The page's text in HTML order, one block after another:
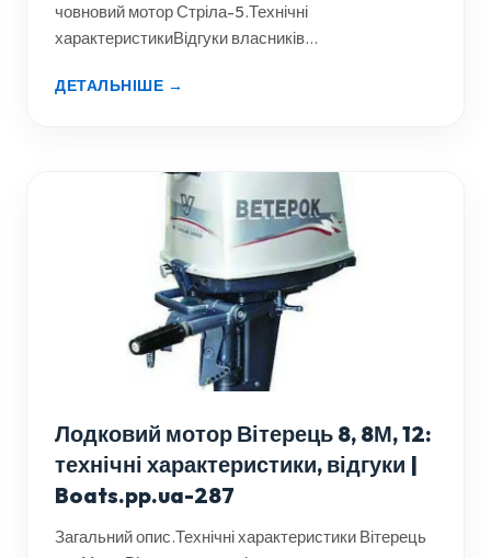
човновий мотор Стріла-5.Технічні
характеристикиВідгуки власників...
ДЕТАЛЬНІШЕ →
Лодковий мотор Вітерець 8, 8М, 12:
технічні характеристики, відгуки |
Boats.pp.ua-287
Загальний опис.Технічні характеристики Вітерець